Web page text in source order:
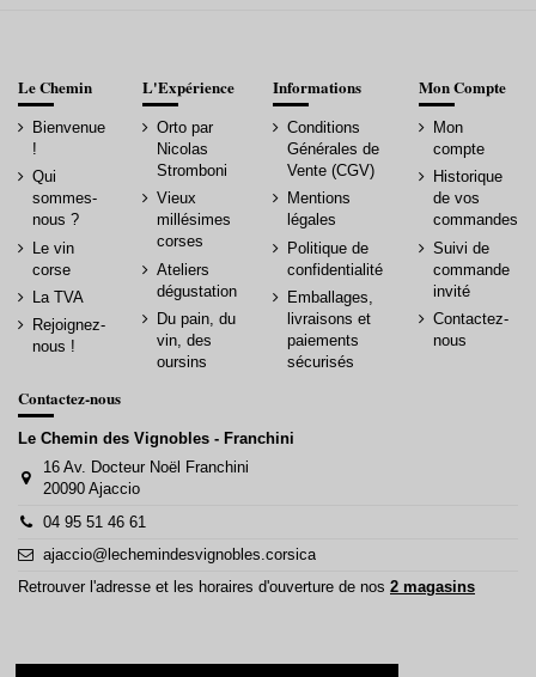
Le Chemin
Bienvenue
!
Qui
sommes-
nous ?
Le vin
corse
La TVA
Rejoignez-
nous !
L'Expérience
Orto par
Nicolas
Stromboni
Vieux
millésimes
corses
Ateliers
dégustation
Du pain, du
vin, des
oursins
Informations
Conditions
Générales de
Vente (CGV)
Mentions
légales
Politique de
confidentialité
Emballages,
livraisons et
paiements
sécurisés
Mon Compte
Mon
compte
Historique
de vos
commandes
Suivi de
commande
invité
Contactez-
nous
Contactez-nous
Le Chemin des Vignobles - Franchini
16 Av. Docteur Noël Franchini
20090 Ajaccio
04 95 51 46 61
ajaccio@lechemindesvignobles.corsica
Retrouver l'adresse et les horaires d'ouverture de nos 2 magasins